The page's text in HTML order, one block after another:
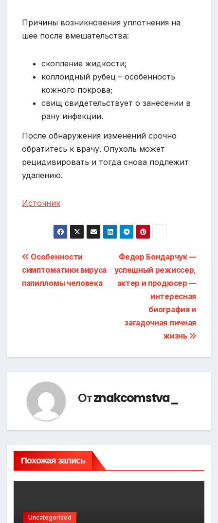
Причины возникновения уплотнения на
шее после вмешательства:
скопление жидкости;
коллоидный рубец – особенность
кожного покрова;
свищ свидетельствует о занесении в
рану инфекции.
После обнаружения изменений срочно
обратитесь к врачу. Опухоль может
рецидивировать и тогда снова подлежит
удалению.
Источник
Навигация
по
Федор Бондарчук —
успешный режиссер,
актер и продюсер —
интересная
биография и
загадочная личная
жизнь
Особенности
симптоматики вируса
папилломы человека
Отznakcomstva_
Похожая запись
Uncategorised